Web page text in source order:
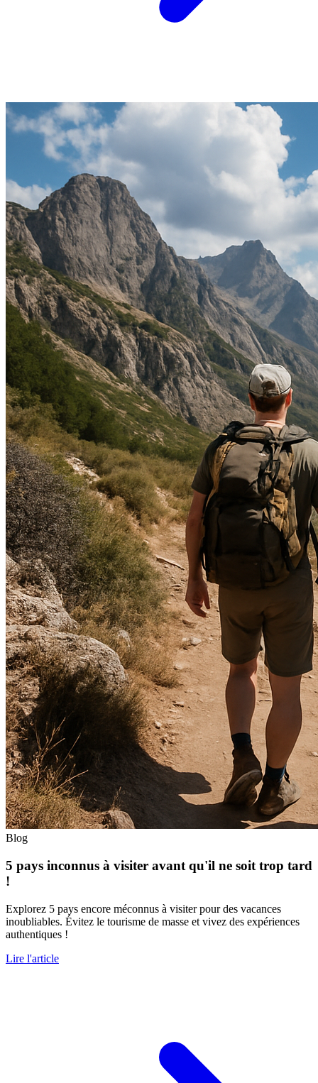
Blog
5 pays inconnus à visiter avant qu'il ne soit trop tard
!
Explorez 5 pays encore méconnus à visiter pour des vacances
inoubliables. Évitez le tourisme de masse et vivez des expériences
authentiques !
Lire l'article